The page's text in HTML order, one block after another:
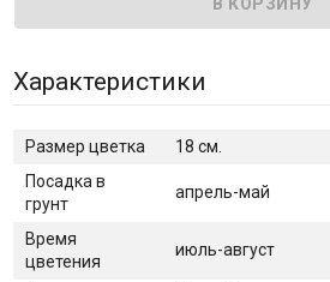
Характеристики
Размер цветка
18 см.
Посадка в
грунт
апрель-май
Время
цветения
июль-август